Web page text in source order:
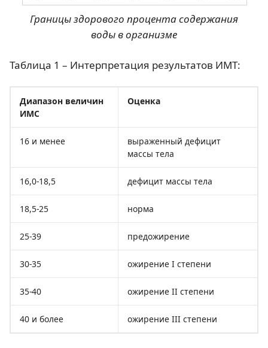
Границы здорового процента содержания
воды в организме
Таблица 1 – Интерпретация результатов ИМТ:
Диапазон величин
ИМС
Оценка
16 и менее
выраженный дефицит
массы тела
16,0-18,5 дефицит массы тела
18,5-25 норма
25-39 предожирение
30-35 ожирение I степени
35-40 ожирение II степени
40 и более ожирение III степени